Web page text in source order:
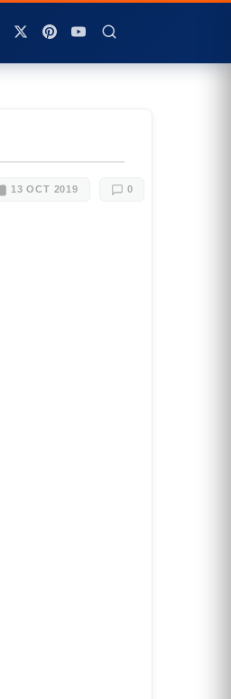
13 OCT 2019 0